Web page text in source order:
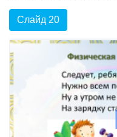
Слайд 20